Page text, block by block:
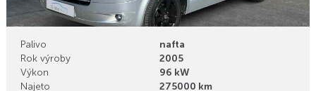
Palivo
nafta
Rok výroby
2005
Výkon
96 kW
Najeto
275000 km